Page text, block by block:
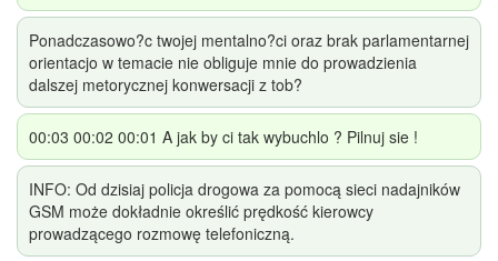
Ponadczasowo?c twojej mentalno?ci oraz brak parlamentarnej
orientacjo w temacie nie obliguje mnie do prowadzienia
dalszej metorycznej konwersacji z tob?
00:03 00:02 00:01 A jak by ci tak wybuchlo ? Pilnuj sie !
INFO: Od dzisiaj policja drogowa za pomocą sieci nadajników
GSM może dokładnie określić prędkość kierowcy
prowadzącego rozmowę telefoniczną.